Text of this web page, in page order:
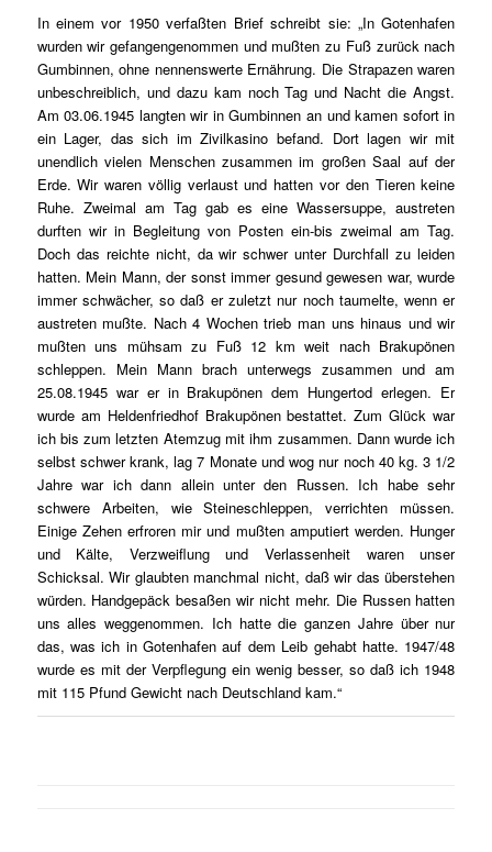
In einem vor 1950 verfaßten Brief schreibt sie: „In Gotenhafen
wurden wir gefangengenommen und mußten zu Fuß zurück nach
Gumbinnen, ohne nennenswerte Ernährung. Die Strapazen waren
unbeschreiblich, und dazu kam noch Tag und Nacht die Angst.
Am 03.06.1945 langten wir in Gumbinnen an und kamen sofort in
ein Lager, das sich im Zivilkasino befand. Dort lagen wir mit
unendlich vielen Menschen zusammen im großen Saal auf der
Erde. Wir waren völlig verlaust und hatten vor den Tieren keine
Ruhe. Zweimal am Tag gab es eine Wassersuppe, austreten
durften wir in Begleitung von Posten ein-bis zweimal am Tag.
Doch das reichte nicht, da wir schwer unter Durchfall zu leiden
hatten. Mein Mann, der sonst immer gesund gewesen war, wurde
immer schwächer, so daß er zuletzt nur noch taumelte, wenn er
austreten mußte. Nach 4 Wochen trieb man uns hinaus und wir
mußten uns mühsam zu Fuß 12 km weit nach Brakupönen
schleppen. Mein Mann brach unterwegs zusammen und am
25.08.1945 war er in Brakupönen dem Hungertod erlegen. Er
wurde am Heldenfriedhof Brakupönen bestattet. Zum Glück war
ich bis zum letzten Atemzug mit ihm zusammen. Dann wurde ich
selbst schwer krank, lag 7 Monate und wog nur noch 40 kg. 3 1/2
Jahre war ich dann allein unter den Russen. Ich habe sehr
schwere Arbeiten, wie Steineschleppen, verrichten müssen.
Einige Zehen erfroren mir und mußten amputiert werden. Hunger
und Kälte, Verzweiflung und Verlassenheit waren unser
Schicksal. Wir glaubten manchmal nicht, daß wir das überstehen
würden. Handgepäck besaßen wir nicht mehr. Die Russen hatten
uns alles weggenommen. Ich hatte die ganzen Jahre über nur
das, was ich in Gotenhafen auf dem Leib gehabt hatte. 1947/48
wurde es mit der Verpflegung ein wenig besser, so daß ich 1948
mit 115 Pfund Gewicht nach Deutschland kam.“